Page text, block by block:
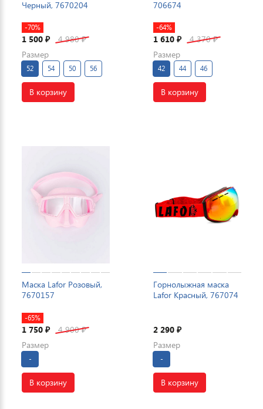
Черный, 7670204
-70%
1 500 ₽ 4 980₽
Размер
52 54 50 56
В корзину
706674
-64%
1 610 ₽ 4 370₽
Размер
42 44 46
В корзину
Маска Lafor Розовый,
7670157
-65%
1 750 ₽ 4 900₽
Размер
-
В корзину
Горнолыжная маска
Lafor Красный, 767074
2 290 ₽
Размер
-
В корзину